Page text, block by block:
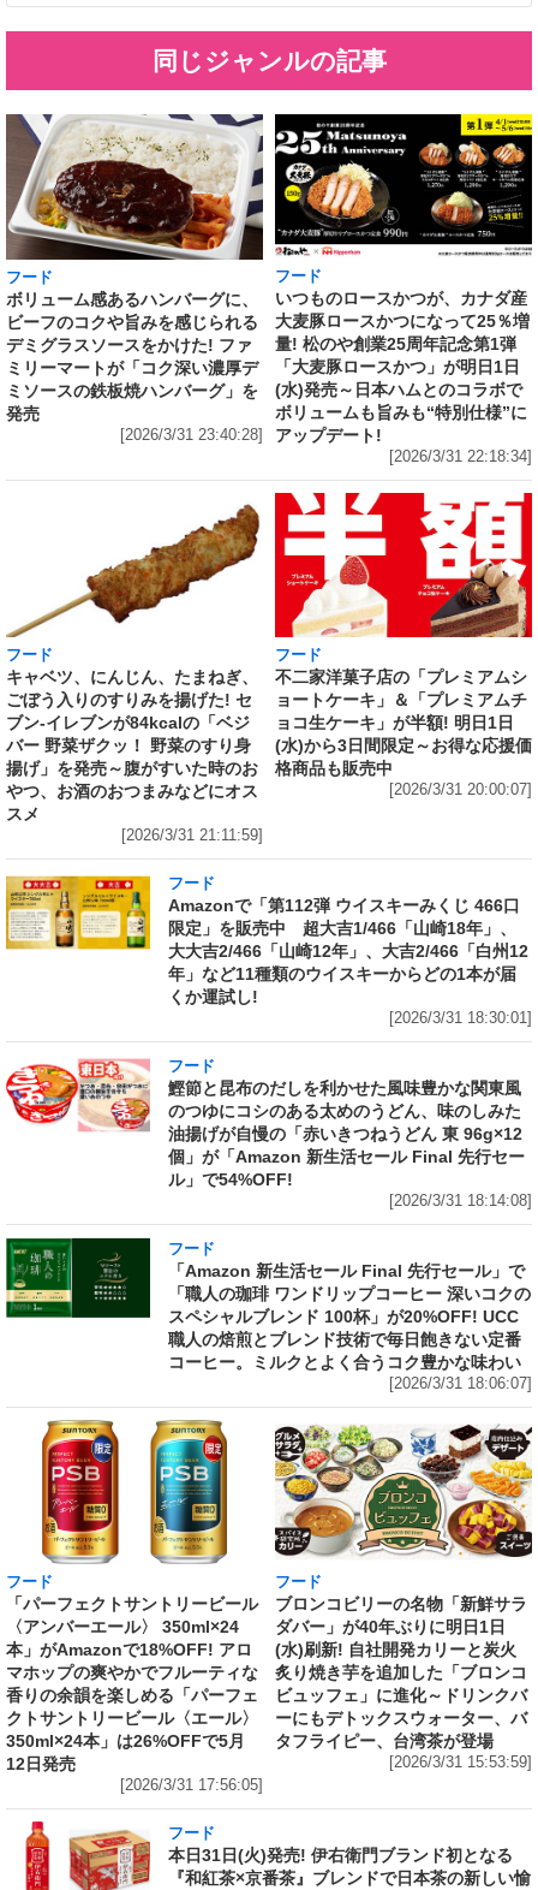
同じジャンルの記事
フード
ボリューム感あるハンバーグに、
ビーフのコクや旨みを感じられる
デミグラスソースをかけた! ファ
ミリーマートが「コク深い濃厚デ
ミソースの鉄板焼ハンバーグ」を
発売
[2026/3/31 23:40:28]
フード
いつものロースかつが、カナダ産
大麦豚ロースかつになって25％増
量! 松のや創業25周年記念第1弾
「大麦豚ロースかつ」が明日1日
(水)発売～日本ハムとのコラボで
ボリュームも旨みも“特別仕様”に
アップデート!
[2026/3/31 22:18:34]
フード
キャベツ、にんじん、たまねぎ、
ごぼう入りのすりみを揚げた! セ
ブン‐イレブンが84kcalの「ベジ
バー 野菜ザクッ！ 野菜のすり身
揚げ」を発売～腹がすいた時のお
やつ、お酒のおつまみなどにオス
スメ
[2026/3/31 21:11:59]
フード
不二家洋菓子店の「プレミアムシ
ョートケーキ」＆「プレミアムチ
ョコ生ケーキ」が半額! 明日1日
(水)から3日間限定～お得な応援価
格商品も販売中
[2026/3/31 20:00:07]
フード
Amazonで「第112弾 ウイスキーみくじ 466口
限定」を販売中 超大吉1/466「山崎18年」、
大大吉2/466「山崎12年」、大吉2/466「白州12
年」など11種類のウイスキーからどの1本が届
くか運試し!
[2026/3/31 18:30:01]
フード
鰹節と昆布のだしを利かせた風味豊かな関東風
のつゆにコシのある太めのうどん、味のしみた
油揚げが自慢の「赤いきつねうどん 東 96g×12
個」が「Amazon 新生活セール Final 先行セー
ル」で54%OFF!
[2026/3/31 18:14:08]
フード
「Amazon 新生活セール Final 先行セール」で
「職人の珈琲 ワンドリップコーヒー 深いコクの
スペシャルブレンド 100杯」が20%OFF! UCC
職人の焙煎とブレンド技術で毎日飽きない定番
コーヒー。ミルクとよく合うコク豊かな味わい
[2026/3/31 18:06:07]
フード
「パーフェクトサントリービール
〈アンバーエール〉 350ml×24
本」がAmazonで18%OFF! アロ
マホップの爽やかでフルーティな
香りの余韻を楽しめる「パーフェ
クトサントリービール〈エール〉
350ml×24本」は26%OFFで5月
12日発売
[2026/3/31 17:56:05]
フード
ブロンコビリーの名物「新鮮サラ
ダバー」が40年ぶりに明日1日
(水)刷新! 自社開発カリーと炭火
炙り焼き芋を追加した「ブロンコ
ビュッフェ」に進化～ドリンクバ
ーにもデトックスウォーター、バ
タフライピー、台湾茶が登場
[2026/3/31 15:53:59]
フード
本日31日(火)発売! 伊右衛門ブランド初となる
『和紅茶×京番茶』ブレンドで日本茶の新しい愉